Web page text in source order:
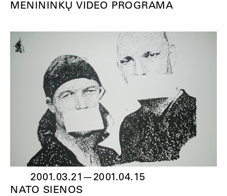
MENININKŲ VIDEO PROGRAMA
2001.03.21 —2001.04.15
NATO SIENOS